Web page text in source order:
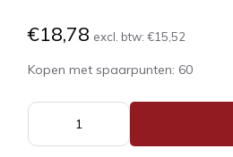
€18,78 excl. btw:€15,52
Kopen met spaarpunten: 60